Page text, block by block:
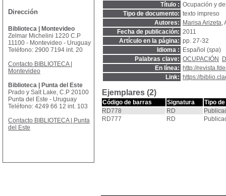
Título : Ocupación y
Tipo de documento: texto impreso
Autores:
Marisa Arizeta,
Fecha de publicación: 2011
Artículo en la página: pp. 27-32
Idioma :
Español (spa)
Palabras clave: OCUPACIÓN
En línea:
http://
Link:
https://
Ejemplares (2)
Código de barras Signatura
Tipo
RD778
RD
RD777
RD
Dirección
Biblioteca | Montevideo
Zelmar Michelini 1220 C.P
11100 - Montevideo - Uruguay
Teléfono: 2900 7194 int. 20
Contacto BIBLIOTECA |
Montevideo
Biblioteca | Punta del Este
Prado y Salt Lake, C.P 20100
Punta del Este - Uruguay
Teléfono: 4249 66 12 int. 103
Contacto BIBLIOTECA | Punta
del Este